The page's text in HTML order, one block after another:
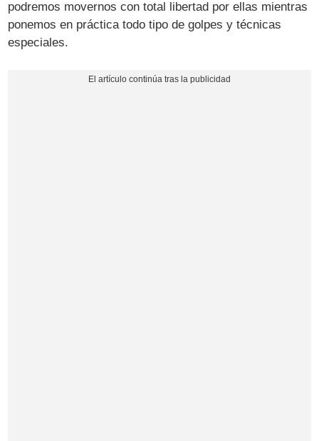
podremos movernos con total libertad por ellas mientras
ponemos en práctica todo tipo de golpes y técnicas
especiales.